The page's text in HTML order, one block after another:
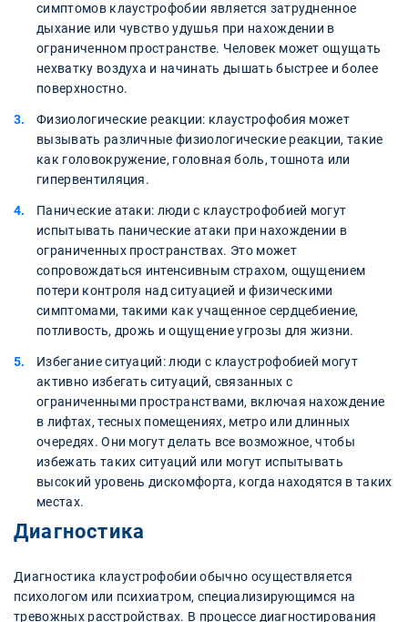
симптомов клаустрофобии является затрудненное
дыхание или чувство удушья при нахождении в
ограниченном пространстве. Человек может ощущать
нехватку воздуха и начинать дышать быстрее и более
поверхностно.
Физиологические реакции: клаустрофобия может
вызывать различные физиологические реакции, такие
как головокружение, головная боль, тошнота или
гипервентиляция.
Панические атаки: люди с клаустрофобией могут
испытывать панические атаки при нахождении в
ограниченных пространствах. Это может
сопровождаться интенсивным страхом, ощущением
потери контроля над ситуацией и физическими
симптомами, такими как учащенное сердцебиение,
потливость, дрожь и ощущение угрозы для жизни.
Избегание ситуаций: люди с клаустрофобией могут
активно избегать ситуаций, связанных с
ограниченными пространствами, включая нахождение
в лифтах, тесных помещениях, метро или длинных
очередях. Они могут делать все возможное, чтобы
избежать таких ситуаций или могут испытывать
высокий уровень дискомфорта, когда находятся в таких
местах.
Диагностика
Диагностика клаустрофобии обычно осуществляется
психологом или психиатром, специализирующимся на
тревожных расстройствах. В процессе диагностирования